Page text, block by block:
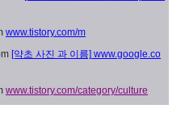
www.tistory.com/m
[약초 사진 과 이름] www.google.co
www.tistory.com/category/culture